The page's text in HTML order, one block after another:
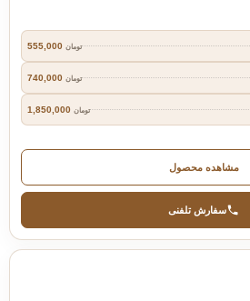
555,000 تومان
740,000 تومان
1,850,000 تومان
مشاهده محصول
سفارش تلفنی